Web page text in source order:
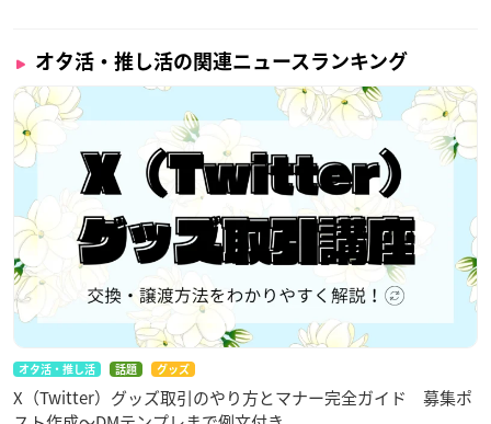
オタ活・推し活の関連ニュースランキング
オタ活・推し活 話題 グッズ
X（Twitter）グッズ取引のやり方とマナー完全ガイド 募集ポ